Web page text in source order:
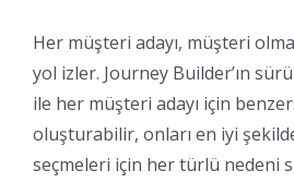
Her müşteri adayı, müşteri
yol izler. Journey Builder’ın
ile her müşteri adayı için
oluşturabilir, onları en iyi
seçmeleri için her türlü nedeni